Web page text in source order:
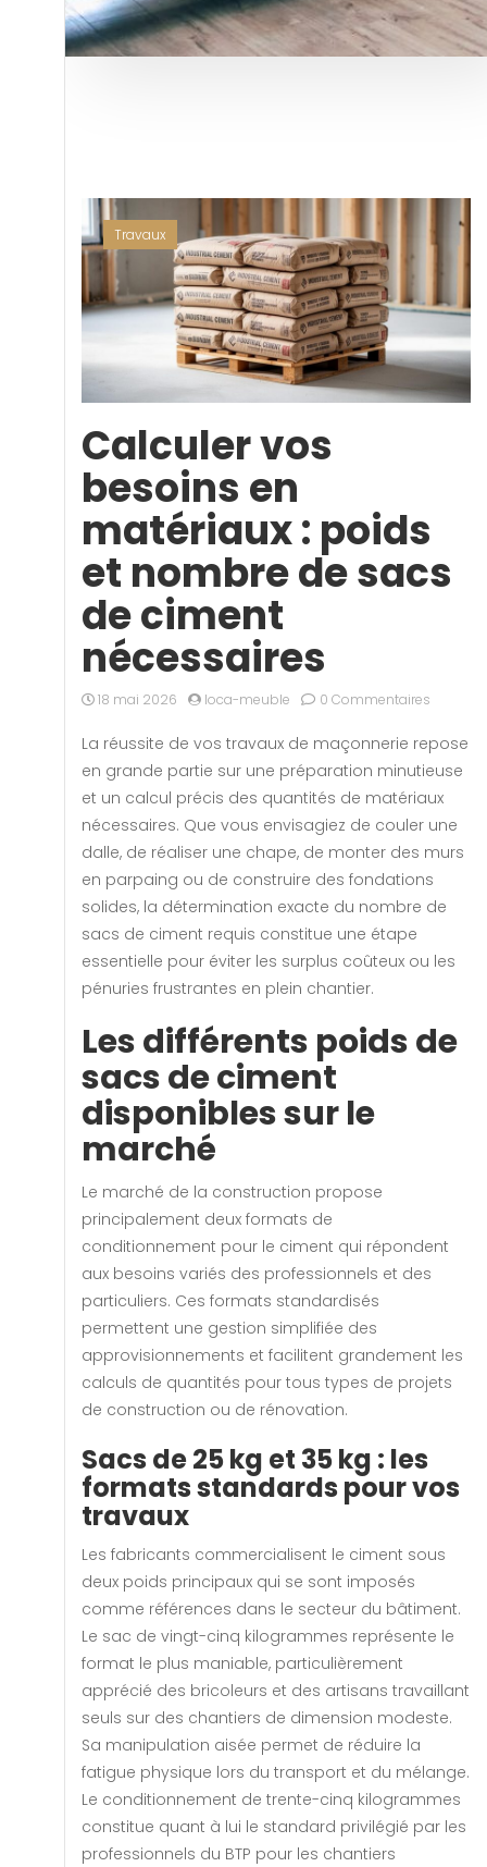
Travaux
Calculer vos
besoins en
matériaux : poids
et nombre de sacs
de ciment
nécessaires
18 mai 2026 loca-meuble 0 Commentaires
La réussite de vos travaux de maçonnerie repose
en grande partie sur une préparation minutieuse
et un calcul précis des quantités de matériaux
nécessaires. Que vous envisagiez de couler une
dalle, de réaliser une chape, de monter des murs
en parpaing ou de construire des fondations
solides, la détermination exacte du nombre de
sacs de ciment requis constitue une étape
essentielle pour éviter les surplus coûteux ou les
pénuries frustrantes en plein chantier.
Les différents poids de
sacs de ciment
disponibles sur le
marché
Le marché de la construction propose
principalement deux formats de
conditionnement pour le ciment qui répondent
aux besoins variés des professionnels et des
particuliers. Ces formats standardisés
permettent une gestion simplifiée des
approvisionnements et facilitent grandement les
calculs de quantités pour tous types de projets
de construction ou de rénovation.
Sacs de 25 kg et 35 kg : les
formats standards pour vos
travaux
Les fabricants commercialisent le ciment sous
deux poids principaux qui se sont imposés
comme références dans le secteur du bâtiment.
Le sac de vingt-cinq kilogrammes représente le
format le plus maniable, particulièrement
apprécié des bricoleurs et des artisans travaillant
seuls sur des chantiers de dimension modeste.
Sa manipulation aisée permet de réduire la
fatigue physique lors du transport et du mélange.
Le conditionnement de trente-cinq kilogrammes
constitue quant à lui le standard privilégié par les
professionnels du BTP pour les chantiers